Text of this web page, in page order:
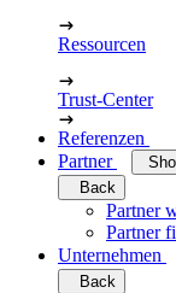
Ressourcen
Trust-Center
Referenzen
Partner
Back
Partner
Partner
Unternehmen
Back